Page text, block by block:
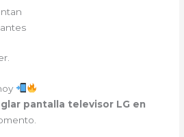
pantalla televisor LG en